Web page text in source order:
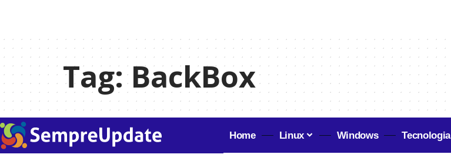
Tag:BackBox
Home Linux Windows Tecnologia